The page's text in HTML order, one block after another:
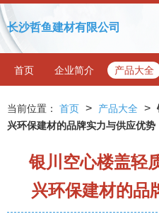
长沙哲鱼建材有限公司
首页 企业简介 产品大全
当前位置： 首页 > 产品大全 >
兴环保建材的品牌实力与供应优势
银川空心楼盖轻
兴环保建材的品